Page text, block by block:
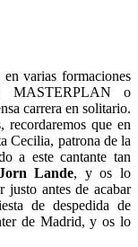
varias formaciones
MASTERPLAN o
carrera en solitario.
recordaremos que en
Cecilia, patrona de la
a este cantante tan
Lande, y os lo
antes de acabar
de despedida de
de Madrid, y os lo